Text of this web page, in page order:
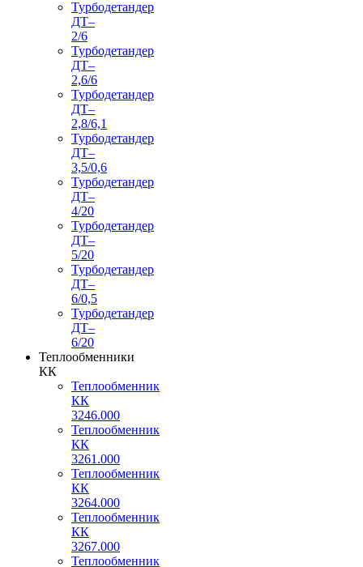
Турбодетандер
ДТ–
2/6
Турбодетандер
ДТ–
2,6/6
Турбодетандер
ДТ–
2,8/6,1
Турбодетандер
ДТ–
3,5/0,6
Турбодетандер
ДТ–
4/20
Турбодетандер
ДТ–
5/20
Турбодетандер
ДТ–
6/0,5
Турбодетандер
ДТ–
6/20
Теплообменники
КК
Теплообменник
КК
3246.000
Теплообменник
КК
3261.000
Теплообменник
КК
3264.000
Теплообменник
КК
3267.000
Теплообменник